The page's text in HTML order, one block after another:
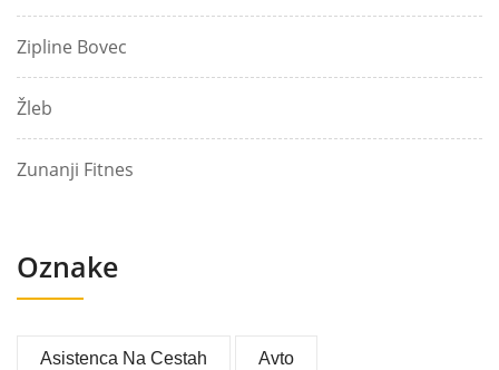
Zipline Bovec
Žleb
Zunanji Fitnes
Oznake
Asistenca Na Cestah Avto